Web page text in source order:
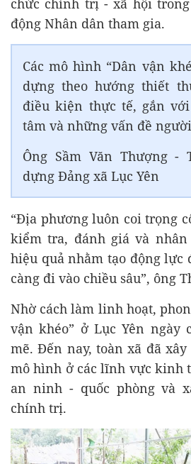
động Nhân dân tham gia.
Các mô hình “Dân vận
dựng theo hướng thiết
điều kiện thực tế, gắn
tâm và những vấn đề
Ông Sầm Văn Thượng -
dựng Đảng xã Lục Yên
“Địa phương luôn coi trọng
kiểm tra, đánh giá và
hiệu quả nhằm tạo động lực
càng đi vào chiều sâu”, ông
Nhờ cách làm linh hoạt,
vận khéo” ở Lục Yên ngày
mẽ. Đến nay, toàn xã đã
mô hình ở các lĩnh vực kinh
an ninh - quốc phòng và
chính trị.